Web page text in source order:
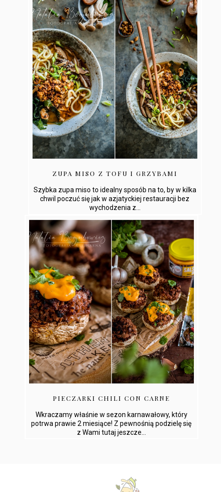
ZUPA MISO Z TOFU I GRZYBAMI
Szybka zupa miso to idealny sposób na to, by w kilka
chwil poczuć się jak w azjatyckiej restauracji bez
wychodzenia z...
PIECZARKI CHILI CON CARNE
Wkraczamy właśnie w sezon karnawałowy, który
potrwa prawie 2 miesiące! Z pewnośnią podzielę się
z Wami tutaj jeszcze...